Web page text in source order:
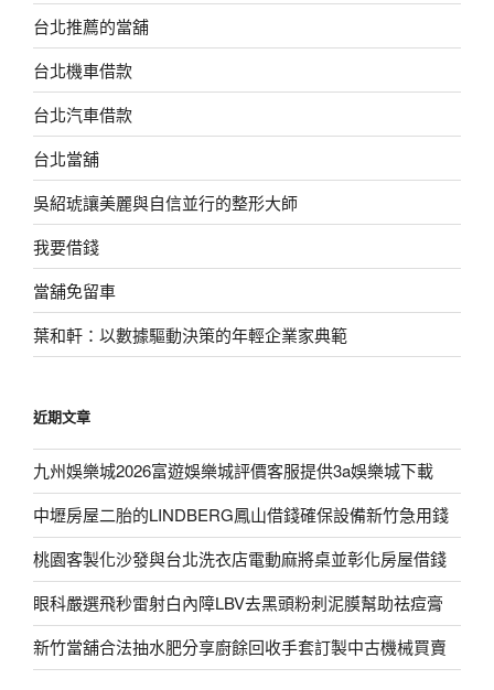
台北推薦的當舖
台北機車借款
台北汽車借款
台北當舖
吳紹琥讓美麗與自信並行的整形大師
我要借錢
當舖免留車
葉和軒：以數據驅動決策的年輕企業家典範
近期文章
九州娛樂城2026富遊娛樂城評價客服提供3a娛樂城下載
中壢房屋二胎的LINDBERG鳳山借錢確保設備新竹急用錢
桃園客製化沙發與台北洗衣店電動麻將桌並彰化房屋借錢
眼科嚴選飛秒雷射白內障LBV去黑頭粉刺泥膜幫助祛痘膏
新竹當舖合法抽水肥分享廚餘回收手套訂製中古機械買賣